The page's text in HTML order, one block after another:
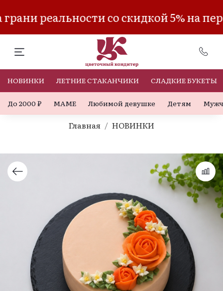
реальности со скидкой 5% на
НОВИНКИ ЛЕТНИЕ СТАКАНЧИКИ СЛАДКИЕ БУКЕТЫ
До 2000 ₽ МАМЕ Любимой девушке Детям
Главная НОВИНКИ